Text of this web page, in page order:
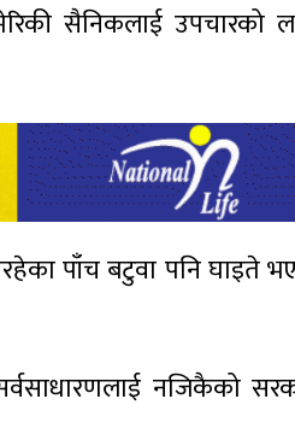
सैनिकलाई उपचारको
पाँच बटुवा पनि घाइते
नजिकैको